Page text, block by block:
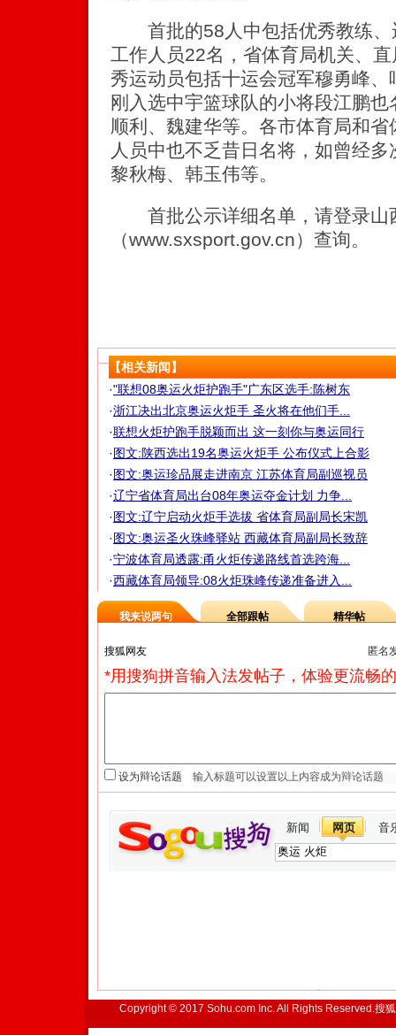
首批的58人中包括优秀教练、
工作人员22名，省体育局机关、
秀运动员包括十运会冠军穆勇峰
刚入选中宇篮球队的小将段江鹏
顺利、魏建华等。各市体育局和
人员中也不乏昔日名将，如曾经
黎秋梅、韩玉伟等。
首批公示详细名单，请登录山
（www.sxsport.gov.cn）查询。
【相关新闻】
·"联想08奥运火炬护跑手"广东区选手:陈树东
·浙江决出北京奥运火炬手 圣火将在他们手...
·联想火炬护跑手脱颖而出 这一刻你与奥运同行
·图文:陕西选出19名奥运火炬手 公布仪式上合影
·图文:奥运珍品展走进南京 江苏体育局副巡视员
·辽宁省体育局出台08年奥运夺金计划 力争...
·图文:辽宁启动火炬手选拔 省体育局副局长宋凯
·图文:奥运圣火珠峰驿站 西藏体育局副局长致辞
·宁波体育局透露:甬火炬传递路线首选跨海...
·西藏体育局领导:08火炬珠峰传递准备进入...
我来说两句 全部跟帖 精华帖
匿名
*用搜狗拼音输入法发帖子，体验更流畅
设为辩论话题
新闻 网页 音
Copyright © 2017 Sohu.com Inc. All Rights Reserved.搜